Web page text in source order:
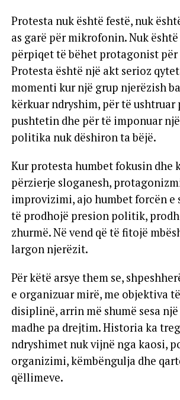
Protesta nuk është festë, nuk
as garë për mikrofonin. Nuk
përpiqet të bëhet protagonist për
Protesta është një akt serioz
momenti kur një grup njerëzish
kërkuar ndryshim, për të ushtruar
pushtetin dhe për të imponuar
politika nuk dëshiron ta bëjë.
Kur protesta humbet fokusin dhe
përzierje sloganesh,
improvizimi, ajo humbet forcën e
të prodhojë presion politik,
zhurmë. Në vend që të fitojë
largon njerëzit.
Për këtë arsye them se,
e organizuar mirë, me objektiva
disiplinë, arrin më shumë sesa
madhe pa drejtim. Historia ka
ndryshimet nuk vijnë nga kaosi,
organizimi, këmbëngulja dhe
qëllimeve.